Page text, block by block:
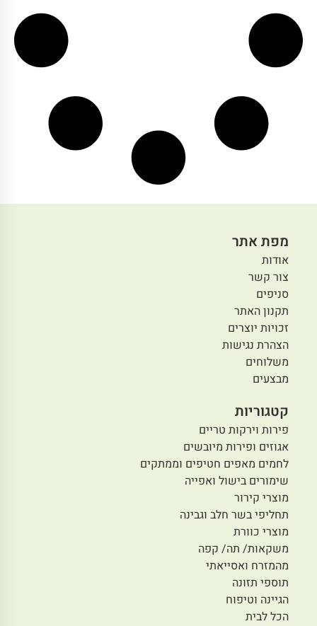
מפת אתר
אודות
צור קשר
סניפים
תקנון האתר
זכויות יוצרים
הצהרת נגישות
משלוחים
מבצעים
קטגוריות
פירות וירקות טריים
אגוזים ופירות מיובשים
לחמים מאפים חטיפים וממתקים
שימורים בישול ואפייה
מוצרי קירור
תחליפי בשר חלב וגבינה
מוצרי כוורת
משקאות/ תה/ קפה
מהמזרח ואסייאתי
תוספי תזונה
הגיינה וטיפוח
הכל לבית